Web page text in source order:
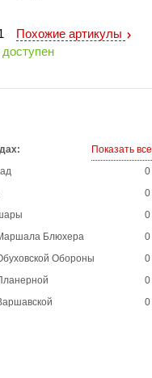
Похожие артикулы
Показать все
0
0
0
Блюхера
0
Обороны
0
0
0